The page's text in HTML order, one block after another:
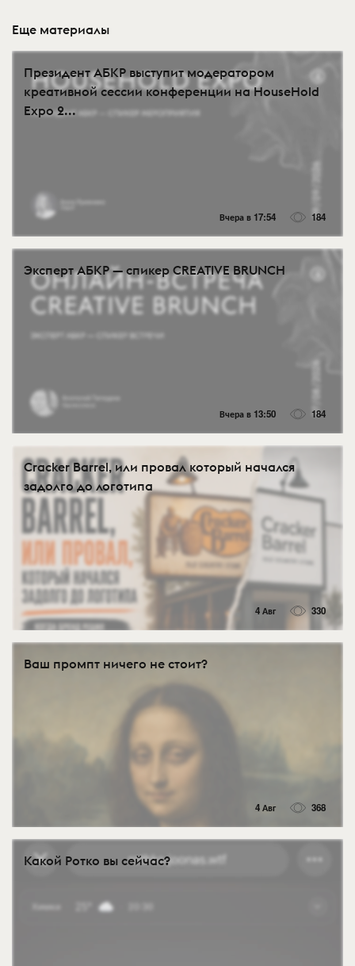
Еще материалы
Президент АБКР выступит модератором
креативной сессии конференции на HouseHold
Expo 2...
Вчера в 17:54 184
Эксперт АБКР — спикер CREATIVE BRUNCH
Вчера в 13:50 184
Cracker Barrel, или провал который начался
задолго до логотипа
4 Авг 330
Ваш промпт ничего не стоит?
4 Авг 368
Какой Ротко вы сейчас?